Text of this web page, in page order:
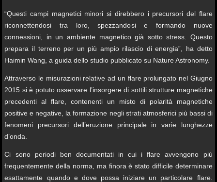
“Questi campi magnetici minori si direbbero i precursori del flare
riconnettendosi tra loro, spezzandosi e formando nuove
connessioni, in un ambiente magnetico già sotto stress. Questo
prepara il terreno per un più ampio rilascio di energia”, ha detto
Haimin Wang, a guida dello studio pubblicato su Nature Astronomy.
Attraverso le misurazioni relative ad un flare prolungato nel Giugno
2015 si è potuto osservare l’insorgere di sottili strutture magnetiche
precedenti al flare, contenenti un misto di polarità magnetiche
positive e negative, la formazione negli strati atmosferici più bassi di
fenomeni precursori dell’eruzione principale in varie lunghezze
d’onda.
Ci sono periodi ben documentati in cui i flare avvengono più
frequentemente della norma, ma finora è stato difficile determinare
esattamente quando e dove possa iniziare un particolare flare.